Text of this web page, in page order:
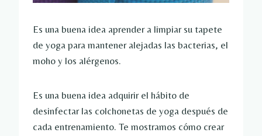
Es una buena idea aprender a limpiar su tapete
de yoga para mantener alejadas las bacterias, el
moho y los alérgenos.
Es una buena idea adquirir el hábito de
desinfectar las colchonetas de yoga después de
cada entrenamiento. Te mostramos cómo crear